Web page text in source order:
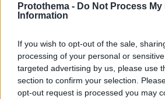
Protothema - Do Not Process My
Information
If you wish to opt-out of the sale,
processing of your personal or
targeted advertising by us, please use
section to confirm your selection.
opt-out request is processed you may
Προϊόν εργαστηρίου ή της φύσης ο
κορωνοϊός; Άλλα έλεγε δημόσια ο
100 φορές να απαντήσει στο
Κογκρέσο
06.08.2026, 21:40 138